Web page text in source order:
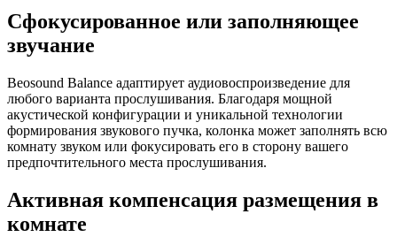
Сфокусированное или заполняющее
звучание
Beosound Balance адаптирует аудиовоспроизведение для
любого варианта прослушивания. Благодаря мощной
акустической конфигурации и уникальной технологии
формирования звукового пучка, колонка может заполнять всю
комнату звуком или фокусировать его в сторону вашего
предпочтительного места прослушивания.
Активная компенсация размещения в
комнате